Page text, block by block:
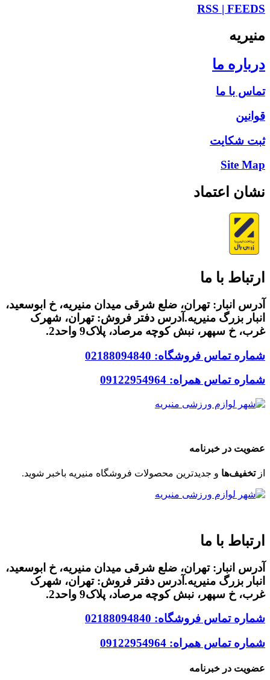
RSS | FEEDS
منیریه
درباره ما
تماس با ما
قوانین
ثبت شکایت
Site Map
نشان اعتماد
ارتباط با ما
آدرس انبار: تهران، ضلع شرقی میدان منیریه، خ ابوسعید،
انبار بزرگ منیریه.آدرس دفتر فروش: تهران، شهرک
غرب، خ سپهر، نبش کوچه مرصاد، پلاک9 واحد2.
شماره تماس فروشگاه: 02188094840
شماره تماس همراه: 09122954964
عضویت در خبرنامه
ازتخفیف‌ها و جدیدترین‌ محصولات فروشگاه منیریه باخبر شوید.
ارتباط با ما
آدرس انبار: تهران، ضلع شرقی میدان منیریه، خ ابوسعید،
انبار بزرگ منیریه.آدرس دفتر فروش: تهران، شهرک
غرب، خ سپهر، نبش کوچه مرصاد، پلاک9 واحد2.
شماره تماس فروشگاه: 02188094840
شماره تماس همراه: 09122954964
عضویت در خبرنامه